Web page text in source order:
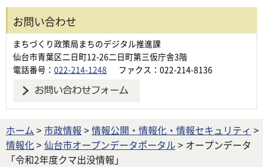
お問い合わせ
まちづくり政策局まちのデジタル推進課
仙台市青葉区二日町12-26二日町第三仮庁舎3階
電話番号： 022-214-1248 ファクス：022-214-8136
ホーム >市政情報 >情報公開・情報化・情報セキュリティ >
情報化>仙台市オープンデータポータル > オープンデータ
「令和2年度クマ出没情報」